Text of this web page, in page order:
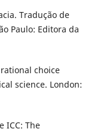
Tradução de
Paulo: Editora da
rational choice
science. London:
ICC: The